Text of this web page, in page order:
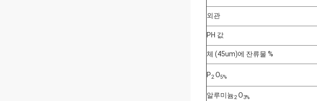
외관
PH 값
체 (45um)에 잔류물 %
P2 O5%
알루미늄2 O3%